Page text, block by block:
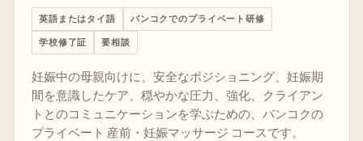
英語またはタイ語 バンコクでのプライベート研修
学校修了証 要相談
妊娠中の母親向けに、安全なポジショニング、妊娠期
間を意識したケア、穏やかな圧力、強化、クライアン
トとのコミュニケーションを学ぶための、バンコクの
プライベート 産前・妊娠マッサージ コースです。